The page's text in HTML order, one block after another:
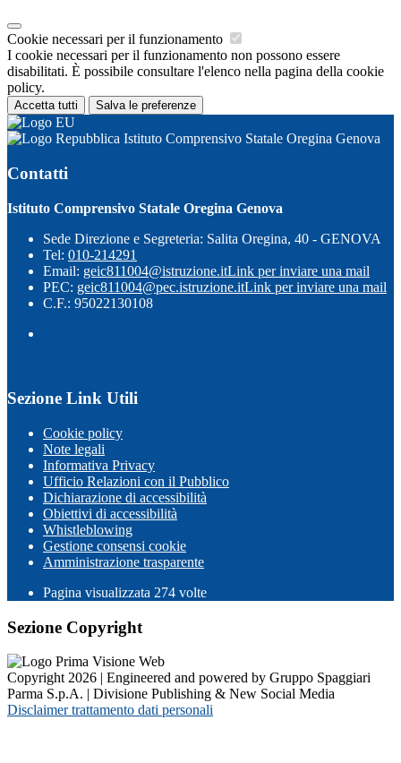
Cookie necessari per il funzionamento
I cookie necessari per il funzionamento non possono essere
disabilitati. È possibile consultare l'elenco nella pagina della cookie
policy.
Accetta tutti Salva le preferenze
Istituto Comprensivo Statale Oregina Genova
Contatti
Istituto Comprensivo Statale Oregina Genova
Sede Direzione e Segreteria: Salita Oregina, 40 - GENOVA
Tel: 010-214291
Email: geic811004@istruzione.itLink per inviare una mail
PEC: geic811004@pec.istruzione.itLink per inviare una mail
C.F.: 95022130108
Sezione Link Utili
Cookie policy
Note legali
Informativa Privacy
Ufficio Relazioni con il Pubblico
Dichiarazione di accessibilità
Obiettivi di accessibilità
Whistleblowing
Gestione consensi cookie
Amministrazione trasparente
Pagina visualizzata 274 volte
Sezione Copyright
Copyright 2026 | Engineered and powered by Gruppo Spaggiari
Parma S.p.A. | Divisione Publishing & New Social Media
Disclaimer trattamento dati personali